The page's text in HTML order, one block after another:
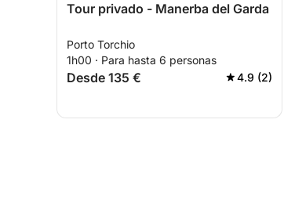
Tour privado - Manerba del Garda
Porto Torchio
1h00 · Para hasta 6 personas
Desde 135 € 4.9 (2)